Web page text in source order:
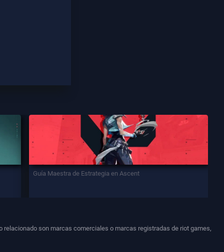
Guía Maestra de Estrategia en Ascent
son marcas comerciales o marcas registradas de riot games,